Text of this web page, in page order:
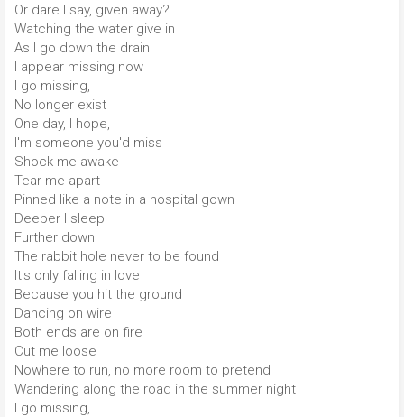
Or dare I say, given away?
Watching the water give in
As I go down the drain
I appear missing now
I go missing,
No longer exist
One day, I hope,
I'm someone you'd miss
Shock me awake
Tear me apart
Pinned like a note in a hospital gown
Deeper I sleep
Further down
The rabbit hole never to be found
It's only falling in love
Because you hit the ground
Dancing on wire
Both ends are on fire
Cut me loose
Nowhere to run, no more room to pretend
Wandering along the road in the summer night
I go missing,